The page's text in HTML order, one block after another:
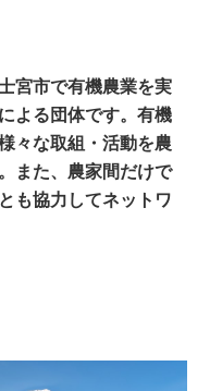
宮市で有機農業を実
よる団体です。有機
々な取組・活動を農
また、農家間だけで
も協力してネットワ